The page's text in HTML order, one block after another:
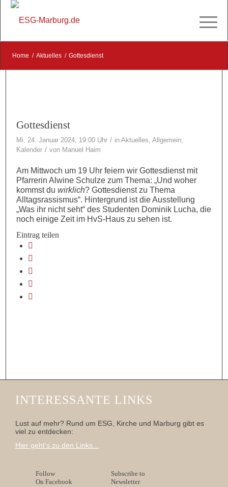
Home / Aktuelles / Gottesdienst
Gottesdienst
Mi. 24. Januar 2024, 19:00 Uhr / inAktuelles,Allgemein,
Kalender / von Manuel Haim
Am Mittwoch um 19 Uhr feiern wir Gottesdienst mit
Pfarrerin Alwine Schulze zum Thema: „Und woher
kommst duwirklich? Gottesdienst zu Thema
Alltagsrassismus“. Hintergrund ist die Ausstellung
„Was ihr nicht seht“ des Studenten Dominik Lucha, die
noch einige Zeit im HvS-Haus zu sehen ist.
Eintrag teilen
INTERESSANTE LINKS
Lust auf mehr? Rund um ESG, Kirche und Marburg gibt es
viel zu entdecken:
Hier geht's zu den Links...
Follow
On Facebook
Subscribe to
Newsletter